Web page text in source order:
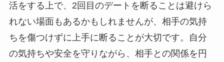
活をする上で、2回目のデートを断ることは避けら
れない場面もあるかもしれませんが、相手の気持
ちを傷つけずに上手に断ることが大切です。自分
の気持ちや安全を守りながら、相手との関係を円